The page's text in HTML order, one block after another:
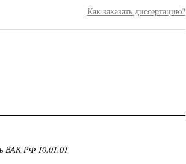
Как заказать диссертацию?
ВАК РФ 10.01.01